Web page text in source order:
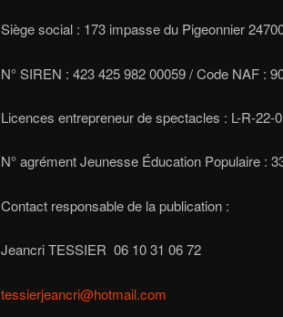
Siège social : 173 impasse du Pigeonnier
N° SIREN : 423 425 982 00059 / Code NAF :
Licences entrepreneur de spectacles : L-R-22-
N° agrément Jeunesse Éducation Populaire :
Contact responsable de la publication :
Jeancri TESSIER 06 10 31 06 72
tessierjeancri@hotmail.com